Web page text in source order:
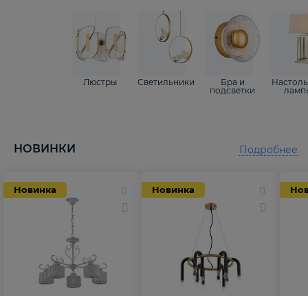
Люстры Светильники
Бра и
подсветки
НОВИНКИ
Новинка Новинка
Подробнее